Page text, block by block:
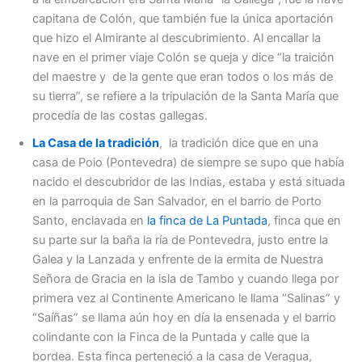
capitana de Colón, que también fue la única aportación
que hizo el Almirante al descubrimiento. Al encallar la
nave en el primer viaje Colón se queja y dice “la traición
del maestre y de la gente que eran todos o los más de
su tierra”, se refiere a la tripulación de la Santa María que
procedía de las costas gallegas.
La Casa de la tradición, la tradición dice que en una
casa de Poio (Pontevedra) de siempre se supo que había
nacido el descubridor de las Indias, estaba y está situada
en la parroquia de San Salvador, en el barrio de Porto
Santo, enclavada en la finca de La Puntada, finca que en
su parte sur la baña la ría de Pontevedra, justo entre la
Galea y la Lanzada y enfrente de la ermita de Nuestra
Señora de Gracia en la isla de Tambo y cuando llega por
primera vez al Continente Americano le llama “Salinas” y
“Saíñas” se llama aún hoy en día la ensenada y el barrio
colindante con la Finca de la Puntada y calle que la
bordea. Esta finca perteneció a la casa de Veragua,